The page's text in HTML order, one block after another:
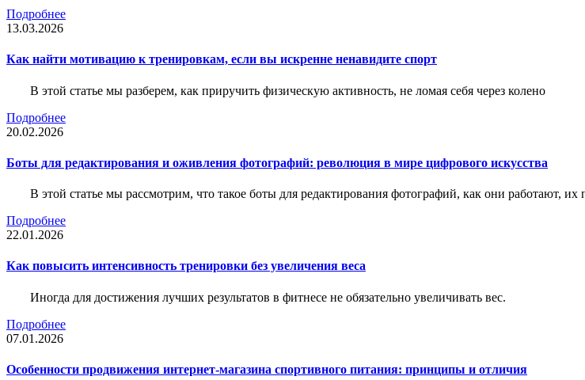
Подробнее
13.03.2026
Как найти мотивацию к тренировкам, если вы искренне ненавидите спорт
В этой статье мы разберем, как приручить физическую активность, не ломая себя через колено
Подробнее
20.02.2026
Боты для редактирования и оживления фотографий: революция в мире цифрового искусства
В этой статье мы рассмотрим, что такое боты для редактирования фотографий, как они работают, их
Подробнее
22.01.2026
Как повысить интенсивность тренировки без увеличения веса
Иногда для достижения лучших результатов в фитнесе не обязательно увеличивать вес.
Подробнее
07.01.2026
Особенности продвижения интернет-магазина спортивного питания: принципы и отличия